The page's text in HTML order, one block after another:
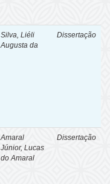
Silva, Liéli
Augusta da
Dissertação
Amaral
Júnior, Lucas
do Amaral
Dissertação